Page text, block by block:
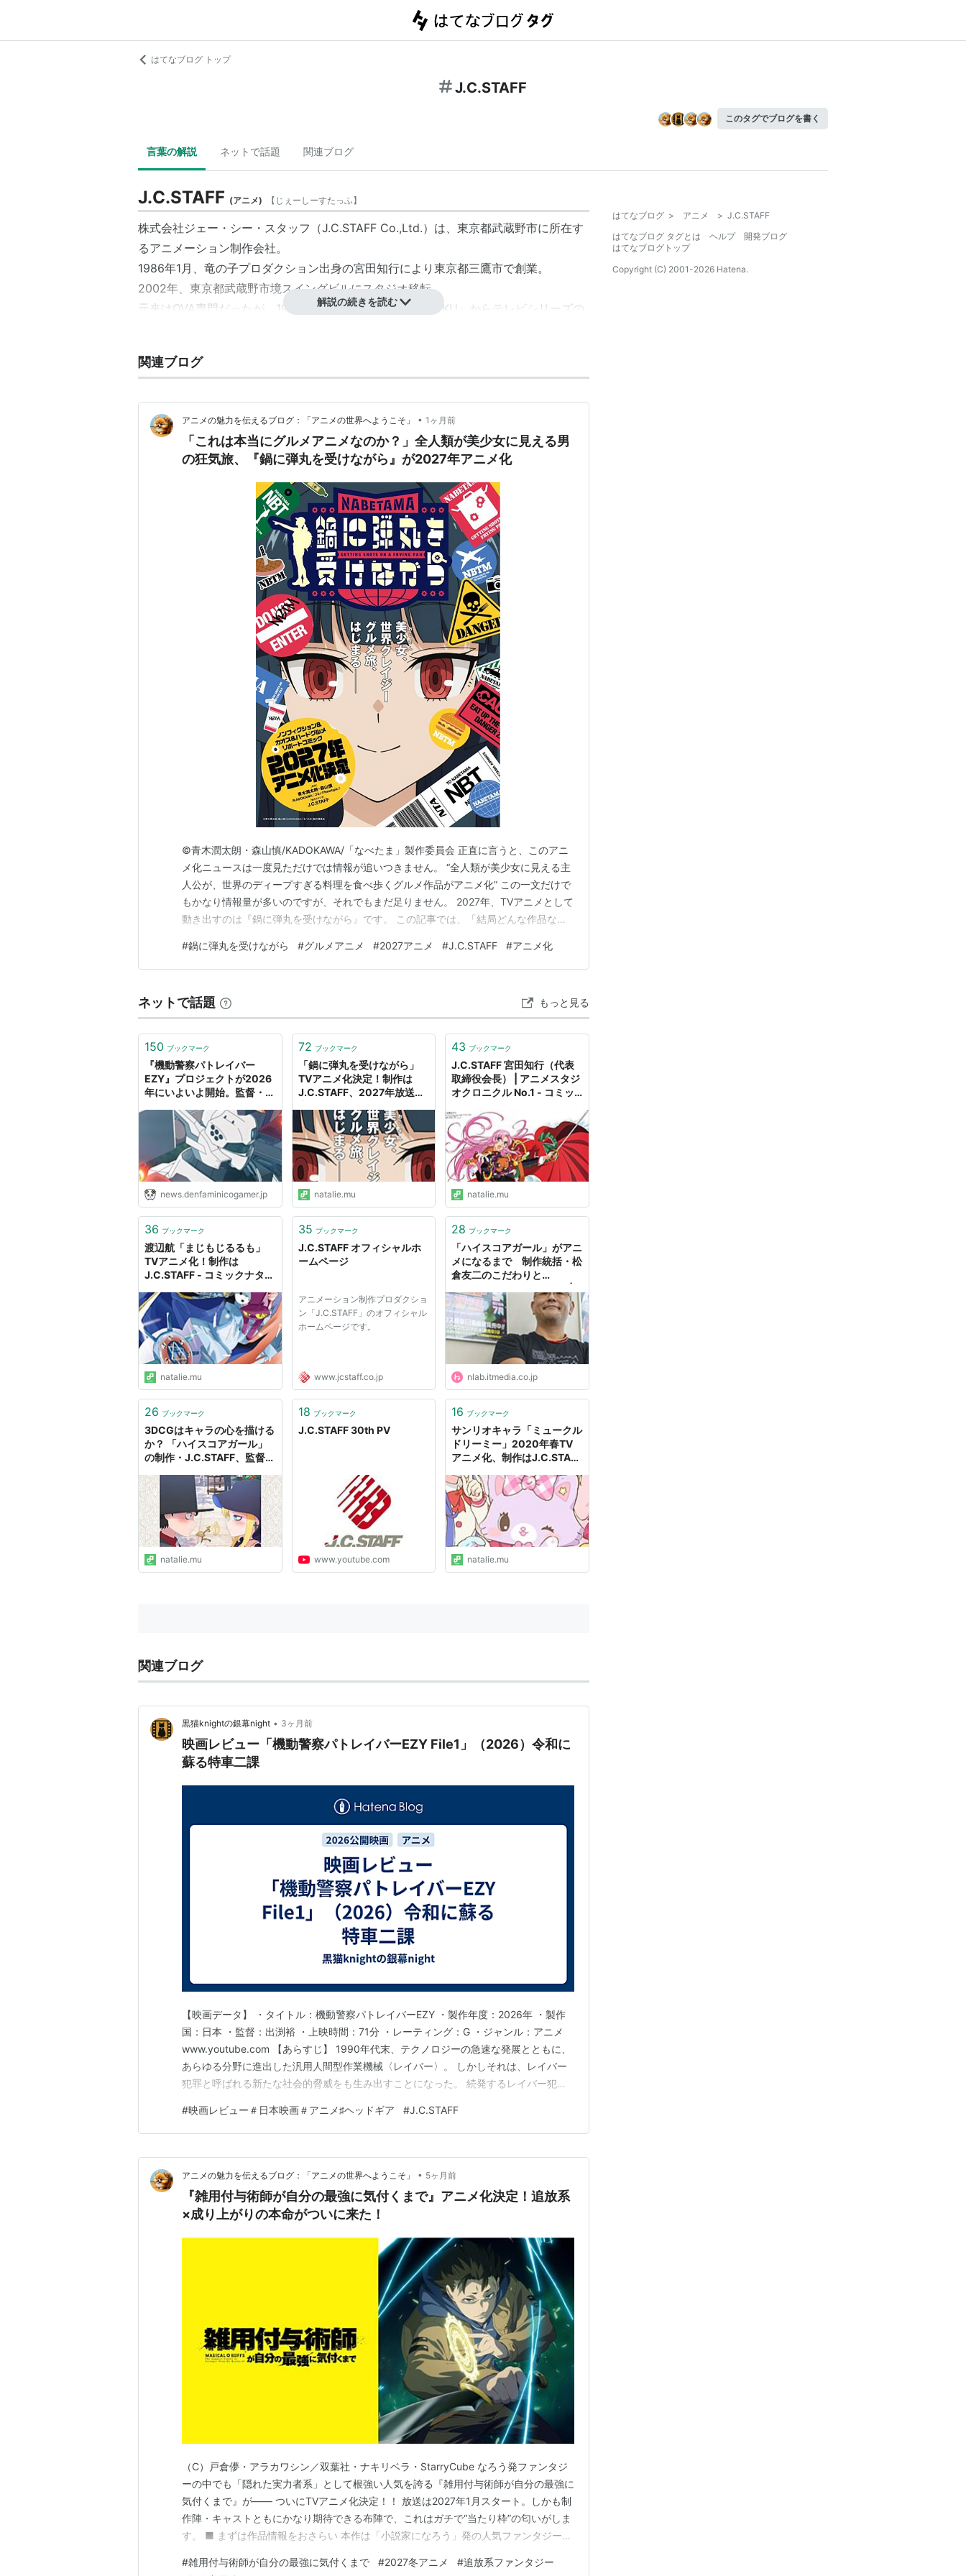
はてなブログ トップ
J.C.STAFF
このタグでブログを書く
言葉の解説 ネットで話題 関連ブログ
J.C.STAFF (アニメ) 【 じぇーしーすたっふ】
株式会社ジェー・シー・スタッフ（J.C.STAFF Co.,Ltd.） は、東京都武蔵野市に所在す
るアニメーション制作会社。
1986年1月、竜の子プロダクション出身の宮田知行により東京都三鷹市で創業。
2002年、東京都武蔵野市境スイングビルにスタジオ移転。
元来はOVA専門だったが、1994年の『メタルファイターMIKU』からテレビシリーズの
主な制作作品
メタルファイターMIKU（1994年）
闘魔鬼神伝ONI（1995年）
それゆけ!宇宙戦艦ヤマモト・ヨーコ（1996年、ティーアップと共同制作）
少女革命ウテナ（1997年）
MAZE☆爆熱時空（1997年）
アリスSOS（1998年〜1999年）
彼氏彼女の事情（1998年〜1999年、ガイナックスと共同制作）
魔術師オーフェン（1998年〜1999年）
魔術士オーフェンRevenge（1999年〜2000年）
闇の末裔（2000年）
だぁ！だぁ！だぁ！（2000年〜2002年)
魔法戦士リウイ（2001年）
パラッパラッパー（2001年〜2002年）
ちっちゃな雪使いシュガー（2001年〜2002年）
あずまんが大王（2002年）
スパイラル〜推理の絆〜（2002年〜2003年）
ななか6/17（2003年）
魔法遣いに大切なこと（2003年）
ガンパレード・マーチ〜新たなる行軍歌〜（2003年）
一騎当千（2003年）
R.O.D-THE TV-（2003年）
真月譚 月姫（2003年）
藍より青し〜縁〜（2003年）
まぶらほ（2003年〜2004年）
光と水のダフネ（2004年）
せんせいのお時間（2004年）
スターシップ・オペレーターズ（2005年）
奥さまは魔法少女（2005年）
LOVELESS（2005年）
ハチミツとクローバー（2005年）
極上生徒会（2005年）
灼眼のシャナ（2005年〜2006年）
よみがえる空 -RESCUE WINGS-（2006年）
ハチミツとクローバーII（2006年）
ゼロの使い魔（2006年）
あさっての方向。（2006年）
ゴーストハント（2006年）
ウィンターガーデン（2006年）
のだめカンタービレ（2007年）
ぽてまよ（2007年）
スカイガールズ（2007年）
ゼロの使い魔〜双月の騎士〜（2007年）
キミキス pure rouge（2007年）
灼眼のシャナII（2007年〜2008年）
シゴフミ（2008年）
隠の王（2008年）
スレイヤーズREVOLUTION（2008年）
ゼロの使い魔〜三美姫の輪舞〜（2008年）
とらドラ!（2008年〜2009年）
とある魔術の禁書目録（2008年〜2009年）
スレイヤーズEVOLUTION-R（2009年）
初恋限定。（2009年）
大正野球娘。（2009年）
のだめカンタービレ フィナーレ（2010年）
会長はメイド様！（2010年）
裏切りは僕の名前を知っている（2010年）
おとめ妖怪 ざくろ（2010年）
探偵オペラ ミルキィホームズ（2010年）
夢喰いメリー（2011年）
快盗天使ツインエンジェル〜キュンキュン☆ときめきパラダイス！！〜（2011年）
灼眼のシャナIII-FINAL-（2011年〜2012年）
ゼロの使い魔F（2012年）
探偵オペラ ミルキィホームズ 第2幕（2012年、アートランドと共同制作）
君と僕。2（2012年）
アルカナ・ファミリア -La storia della Arcana Famiglia-（2012年）
じょしらく（2012年）
リトルバスターズ！（2012年）
さくら荘のペットな彼女（2012年）
変態王子と笑わない猫。（2013年）
とある科学の超電磁砲S（2013年）
ふたりはミルキィホームズ（2013年、ノーマッドと共同制作）
リトルバスターズ！〜Refrain〜（2013年）
ゴールデンタイム（2013年〜2014年）
ウィッチクラフトワークス（2014年）
風雲維新ダイ☆ショーグン（2014年、ACGTと共同制作）
まじもじるるも（2014年）
selector spread WIXOSS（2014年）
探偵歌劇 ミルキィホームズ TD（2015年、ノーマッドと共同制作）
ダンジョンに出会いを求めるのは間違っているだろうか（2015年）
下ネタという概念が存在しない退屈な世界（2015年）
監獄学園（2015年）
ヘヴィーオブジェクト（2015年〜2016年）
ふらいんぐうぃっち（2016年）
あまんちゅ！（2016年）
食戟のソーマ 弐ノ皿（2016年）
劇場アニメ
解説の続きを読む
関連ブログ
アニメの魅力を伝えるブログ：「アニメの世界へようこそ」 • 1ヶ月前
「これは本当にグルメアニメなのか？」全人類が美少女に見える男
の狂気旅、『鍋に弾丸を受けながら』が2027年アニメ化
©青木潤太朗・森山慎/KADOKAWA/「なべたま」製作委員会 正直に言うと、このアニ
メ化ニュースは一度見ただけでは情報が追いつきません。 “全人類が美少女に見える主
人公が、世界のディープすぎる料理を食べ歩くグルメ作品がアニメ化” この一文だけで
もかなり情報量が多いのですが、それでもまだ足りません。 2027年、TVアニメとして
動き出すのは『鍋に弾丸を受けながら』です。 この記事では、「結局どんな作品なの
ていきます。 ■ まず前提：これは“普通のグルメアニメ”ではない 『鍋に弾丸を受けな
がら』は、いわゆる飯テロ系や日…
#鍋に弾丸を受けながら #グルメアニメ #2027アニメ #J.C.STAFF #アニメ化
ネットで話題 もっと見る
150 ブックマーク
『機動警察パトレイバー
EZY』プロジェクトが2026
年にいよいよ開始。監督・出
J.C.STAFFなどスタッフ情報
も一部解禁、さらにパイロッ
ト映像を含む『パトレイバー
劇場版』のリバイバル上映も
決定
news.denfaminicogamer.jp
72 ブックマーク
「鍋に弾丸を受けながら」
TVアニメ化決定！制作は
J.C.STAFF、2027年放送予
クナタリー
natalie.mu
43 ブックマーク
J.C.STAFF 宮田知行（代表
取締役会長） | アニメスタジ
オクロニクル No.1 - コミッ
natalie.mu
36 ブックマーク
渡辺航「まじもじるるも」
TVアニメ化！制作は
J.C.STAFF - コミックナタリ
natalie.mu
35 ブックマーク
J.C.STAFF オフィシャルホ
ームページ
アニメーション制作プロダクショ
ン「J.C.STAFF」のオフィシャル
ホームページです。
www.jcstaff.co.jp
28 ブックマーク
「ハイスコアガール」がアニ
メになるまで 制作統括・松
倉友二のこだわりと
ねとらぼ
nlab.itmedia.co.jp
26 ブックマーク
3DCGはキャラの心を描ける
か？ 「ハイスコアガール」
の制作・J.C.STAFF、監督・
ブコメディ「死神坊ちゃんと
黒メイド」 - コミックナタリ
ー 特集・インタビュー
natalie.mu
18 ブックマーク
J.C.STAFF 30th PV
www.youtube.com
16 ブックマーク
サンリオキャラ「ミュークル
ドリーミー」2020年春TV
アニメ化、制作はJ.C.STAFF
natalie.mu
関連ブログ
黒猫knightの銀幕night • 3ヶ月前
映画レビュー「機動警察パトレイバーEZY File1」（2026）令和に
蘇る特車二課
【映画データ】 ・タイトル：機動警察パトレイバーEZY ・製作年度：2026年 ・製作
国：日本 ・監督：出渕裕 ・上映時間：71分 ・レーティング：G ・ジャンル：アニメ
www.youtube.com 【あらすじ】 1990年代末、テクノロジーの急速な発展とともに、
あらゆる分野に進出した汎用人間型作業機械〈レイバー〉。 しかしそれは、レイバー
犯罪と呼ばれる新たな社会的脅威をも生み出すことになった。 続発するレイバー犯罪
したのが、通称、特車二課パトロールレイバー中隊「パトレイバー」 時は流れ、2030
年代。 第二小隊…
#映画レビュー＃日本映画＃アニメ♯ヘッドギア #J.C.STAFF
アニメの魅力を伝えるブログ：「アニメの世界へようこそ」 • 5ヶ月前
『雑用付与術師が自分の最強に気付くまで』アニメ化決定！追放系
×成り上がりの本命がついに来た！
（C）戸倉儚・アラカワシン／双葉社・ナキリベラ・StarryCube なろう発ファンタジ
ーの中でも「隠れた実力者系」として根強い人気を誇る『雑用付与術師が自分の最強に
気付くまで』が―― ついにTVアニメ化決定！！ 放送は2027年1月スタート。しかも制
作陣・キャストともにかなり期待できる布陣で、これはガチで“当たり枠”の匂いがしま
す。 ■ まずは作品情報をおさらい 本作は「小説家になろう」発の人気ファンタジー
はあるんですが―― 雑用担当だと思われてた主人公が実は最強クラス しかも本人がそ
#雑用付与術師が自分の最強に気付くまで #2027冬アニメ #追放系ファンタジー
はてなブログ > アニメ > J.C.STAFF
はてなブログ タグとは
ヘルプ
開発ブログ
はてなブログトップ
Copyright (C) 2001-2026 Hatena.